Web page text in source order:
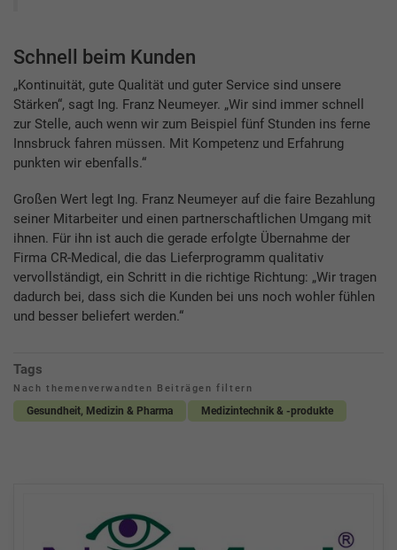
Schnell beim Kunden
„Kontinuität, gute Qualität und guter Service sind unsere
Stärken“, sagt Ing. Franz Neumeyer. „Wir sind immer schnell
zur Stelle, auch wenn wir zum Beispiel fünf Stunden ins ferne
Innsbruck fahren müssen. Mit Kompetenz und Erfahrung
punkten wir ebenfalls.“
Großen Wert legt Ing. Franz Neumeyer auf die faire Bezahlung
seiner Mitarbeiter und einen partnerschaftlichen Umgang mit
ihnen. Für ihn ist auch die gerade erfolgte Übernahme der
Firma CR-Medical, die das Lieferprogramm qualitativ
vervollständigt, ein Schritt in die richtige Richtung: „Wir tragen
dadurch bei, dass sich die Kunden bei uns noch wohler fühlen
und besser beliefert werden.“
Tags
Nach themenverwandten Beiträgen filtern
Gesundheit, Medizin & Pharma Medizintechnik & -produkte